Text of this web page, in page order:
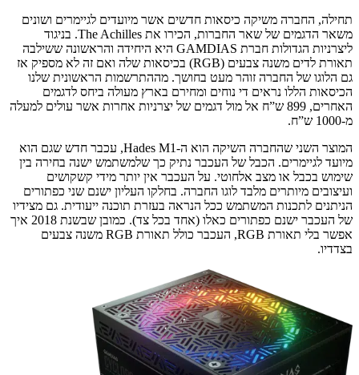
תחילה, החברה משיקה כיסאות חדשים אשר מיועדים לגיימרים ושונים
משאר הדגמים של שאר החברות, הכירו את The Achilles. בניגוד
ליצרניות הגדולות חברת GAMDIAS היא היחידה והראשונה ששילבה
תאורת לדים משנה צבעים (RGB) בכיסאות שלה ואם זה לא מספיק אז
גם הלוגו של החברה זוהר מעט בחושך. מההתרשמות הראשונית שלנו
הכיסאות הללו נראים די נוחים ומחירם בארץ מעולה ביחס לדגמים
האחרים, 899 ש”ח אל מול דגמים של יצרניות אחרות אשר עולים למעלה
מ-1000 ש”ח.
המוצר השני שהחברה השיקה הוא ה-Hades M1, עכבר חדש שגם הוא
מיועד לגיימרים. הכבל של העכבר נתיק כך שלמשתמש ישנה בחירה בין
שימוש בכבל או מצב אלחוטי. על העכבר אין יותר מידי קשקושים
ועיצובים מיותרים מלבד לוגו החברה. בחלקו העליון ישנם שני כפתורים
הניתנים לתכנות המשתמש ככל הנראה בעזרת תוכנה ייעודית. גם מצידיו
של העכבר ישנם כפתורים כאלו (אחד בכל צד). כמובן שבשנת 2018 איך
אפשר בלי תאורת RGB, העכבר כולל תאורת RGB משנה צבעים
בצדדיו.